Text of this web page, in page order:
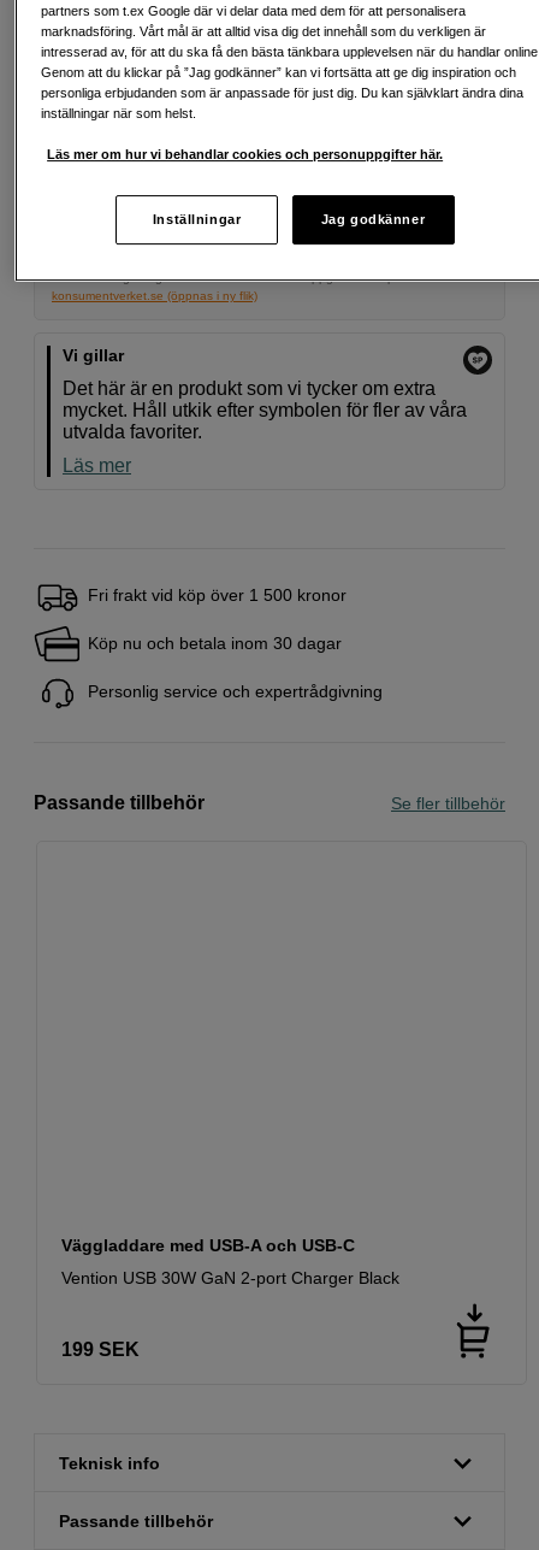
Lägg i kundvagn
Exempel: 12 mån, 103 SEK/mån, totalt 1 731 SEK, effektiv ränta 0,00 %
Att låna kostar pengar! Om du inte kan betala tillbaka skulden i tid
riskerar du en betalningsanmärkning. Det kan leda till svårigheter att få hyra
och skuldrådgivningen i din kommun. Kontaktuppgifter finns på
konsumentverket.se (öppnas i ny flik)
Vi gillar
Det här är en produkt som vi tycker om extra
mycket. Håll utkik efter symbolen för fler av våra
utvalda favoriter.
Läs mer
Fri frakt vid köp över 1 500 kronor
Köp nu och betala inom 30 dagar
Personlig service och expertrådgivning
Passande tillbehör Se fler tillbehör
Väggladdare med USB-A och USB-C
Vention USB 30W GaN 2-port Charger Black
199 SEK
Teknisk info
Passande tillbehör
partners som t.ex Google där vi delar data med dem för att personalisera
marknadsföring. Vårt mål är att alltid visa dig det innehåll som du verkligen är
intresserad av, för att du ska få den bästa tänkbara upplevelsen när du handlar
Genom att du klickar på ”Jag godkänner” kan vi fortsätta att ge dig inspiration och
personliga erbjudanden som är anpassade för just dig. Du kan självklart ändra dina
inställningar när som helst.
Läs mer om hur vi behandlar cookies och personuppgifter här.
Inställningar Jag godkänner